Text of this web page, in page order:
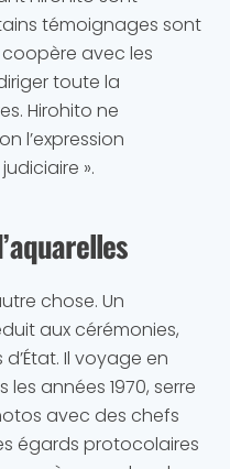
témoignages sont
coopère avec les
toute la
Hirohito ne
l’expression
».
chose. Un
aux cérémonies,
Il voyage en
années 1970, serre
avec des chefs
égards protocolaires